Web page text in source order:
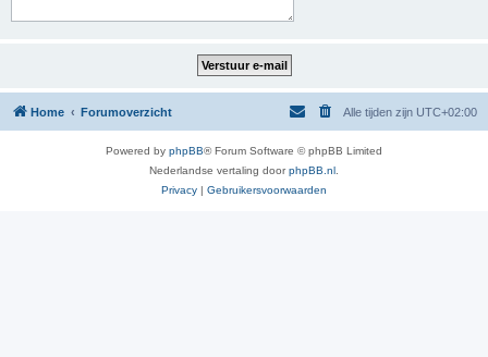
Home Forumoverzicht Alle tijden zijn UTC+02:00
Powered by phpBB® Forum Software © phpBB Limited
Nederlandse vertaling doorphpBB.nl
Privacy | Gebruikersvoorwaarden